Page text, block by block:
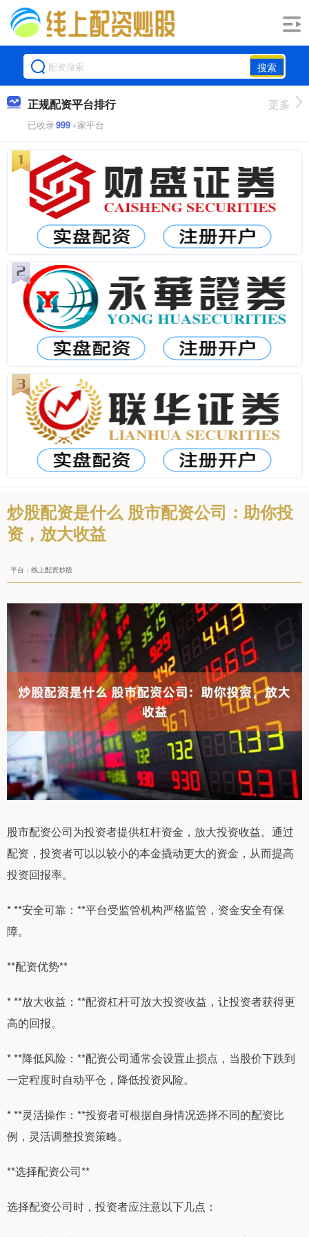
搜索
正规配资平台排行
已收录999+家平台
更多
炒股配资是什么 股市配资公司：助你投
资，放大收益
平台：线上配资炒股
股市配资公司为投资者提供杠杆资金，放大投资收益。通过
配资，投资者可以以较小的本金撬动更大的资金，从而提高
投资回报率。
* **安全可靠：**平台受监管机构严格监管，资金安全有保
障。
**配资优势**
* **放大收益：**配资杠杆可放大投资收益，让投资者获得更
高的回报。
* **降低风险：**配资公司通常会设置止损点，当股价下跌到
一定程度时自动平仓，降低投资风险。
* **灵活操作：**投资者可根据自身情况选择不同的配资比
例，灵活调整投资策略。
**选择配资公司**
选择配资公司时，投资者应注意以下几点：